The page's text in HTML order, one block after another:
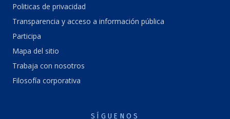
Politicas de privacidad
Transparencia y acceso a información pública
Participa
Mapa del sitio
Trabaja con nosotros
Filosofía corporativa
SÍGUENOS